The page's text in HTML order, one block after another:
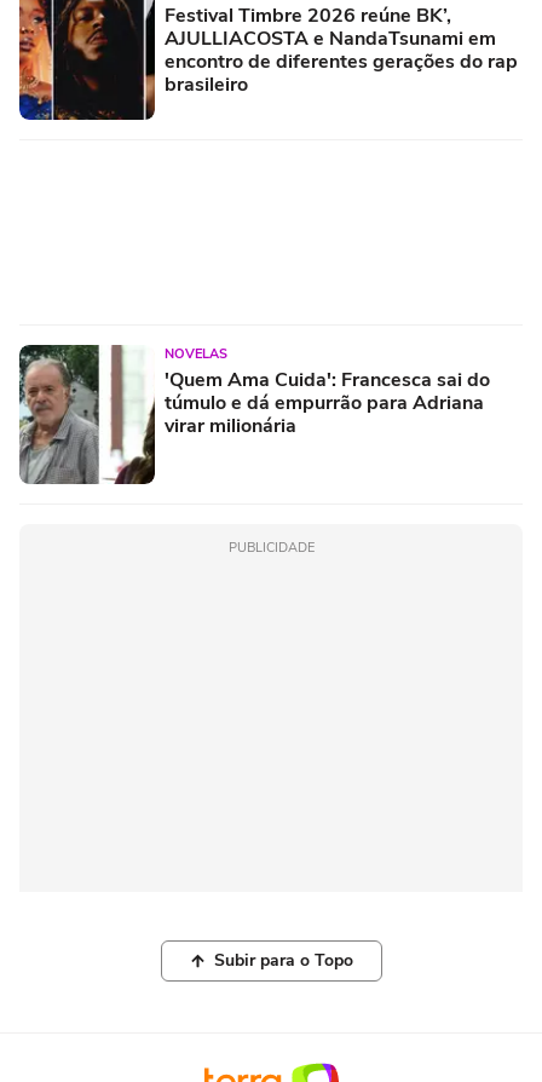
Festival Timbre 2026 reúne BK’,
AJULLIACOSTA e NandaTsunami em
encontro de diferentes gerações do rap
brasileiro
NOVELAS
'Quem Ama Cuida': Francesca sai do
túmulo e dá empurrão para Adriana
virar milionária
PUBLICIDADE
Subir para o Topo